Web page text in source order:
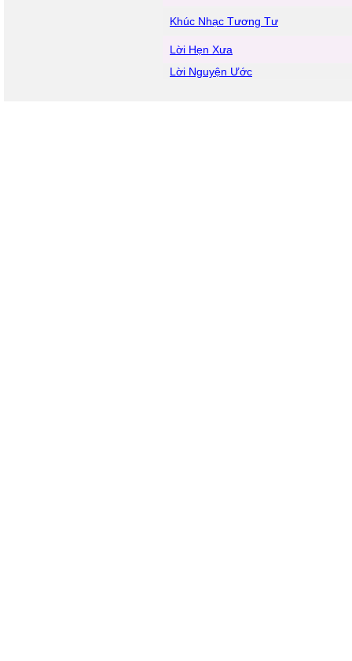
Khúc Nhạc Tương Tư
Lời Hẹn Xưa
Lời Nguyện Ước